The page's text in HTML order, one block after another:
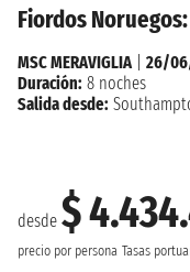
Fiordos
desde $
precio por persona Tasas
MSC MERAVIGLIA| 26/
Duración: 8 noches
Salida desde: